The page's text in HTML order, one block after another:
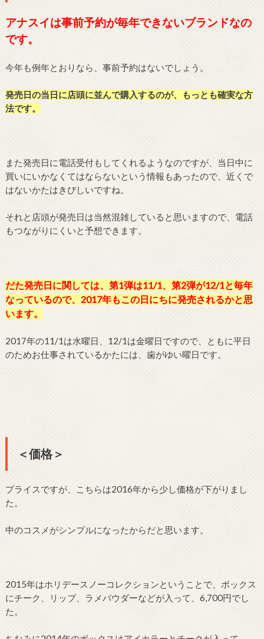
アナスイは事前予約が毎年できないブランドなの
です。
今年も例年とおりなら、事前予約はないでしょう。
発売日の当日に店頭に並んで購入するのが、もっとも確実な方
法です。
また発売日に電話受付もしてくれるようなのですが、当日中に
買いにいかなくてはならないという情報もあったので、近くで
はないかたはきびしいですね。
それと店頭が発売日は当然混雑していると思いますので、電話
もつながりにくいと予想できます。
だた発売日に関しては、第1弾は11/1、第2弾が12/1と毎年
なっているので、2017年もこの日にちに発売されるかと思
います。
2017年の11/1は水曜日、12/1は金曜日ですので、ともに平日
のためお仕事されているかたには、歯がゆい曜日です。
＜価格＞
プライスですが、こちらは2016年から少し価格が下がりまし
た。
中のコスメがシンプルになったからだと思います。
2015年はホリデースノーコレクションということで、ボックス
にチーク、リップ、ラメパウダーなどが入って、6,700円でし
た。